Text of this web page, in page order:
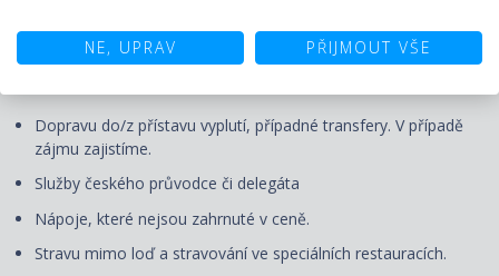
CENA NEZAHRNUJE
Dopravu do/z přístavu vyplutí, případné transfery. V případě
zájmu zajistíme.
Služby českého průvodce či delegáta
Nápoje, které nejsou zahrnuté v ceně.
Stravu mimo loď a stravování ve speciálních restauracích.
NE, UPRAV PŘIJMOUT VŠE